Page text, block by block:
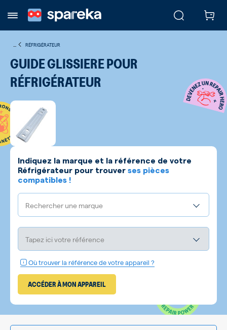
RÉFRIGÉRATEUR
GUIDE GLISSIERE POUR
RÉFRIGÉRATEUR
Indiquez la marque et la référence de votre
Réfrigérateur pour trouver ses pièces
compatibles !
Rechercher une marque
Tapez ici votre référence
Où trouver la référence de votre appareil ?
ACCÉDER À MON APPAREIL